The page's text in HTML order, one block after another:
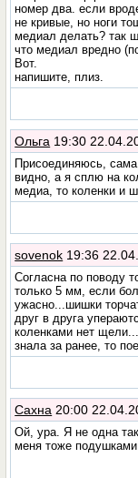
номер два. если
не кривые, но ноги
медиал делать? так
что медиал вредно
Вот.
напишите, плиз.
Ольга 19:30
Присоединяюсь,
видно, а я сплю на
медиа, то коленки и
sovenok 19:36
Согласна по поводу
только 5 мм, если
ужасно...шишки
друг в друга
коленками нет
знала за ранее, то
Сахна 20:00
Ой, ура. Я не одна
меня тоже